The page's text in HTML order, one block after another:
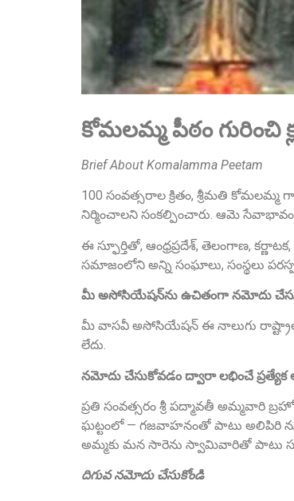
కోమలమ్మ పీఠం గురించి
Brief About Komalamma Peetam
100 సంవత్సరాల క్రితం, శ్రీమతి కోమలమ్మ
నిర్మించాలని సంకల్పించారు. ఆమె
ఈ స్ఫూర్తితో, ఆంధ్రప్రదేశ్, తెలంగాణ,
సమాజంలోని అన్ని సంఘాలు, సంస్థలు
మీ అసోసియేషన్‌ను ఉచితంగా నమోదు
మీ వాసవీ అసోసియేషన్ ఈ నాలుగు
లేదు.
నమోదు చేసుకోవడం ద్వారా లభించే ప్రత్యేక
ప్రతి సంవత్సరం శ్రీ పద్మావతీ అమ్మవారి
ఘట్టంలో — గజవాహనంతో పాటు అలిపిరి
అమ్మకు మన సారెను స్వామివారితో పాటు
దిగువ నమోదు చేసుకోండి